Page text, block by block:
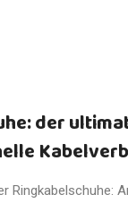
der
Ringkabelschuhe: